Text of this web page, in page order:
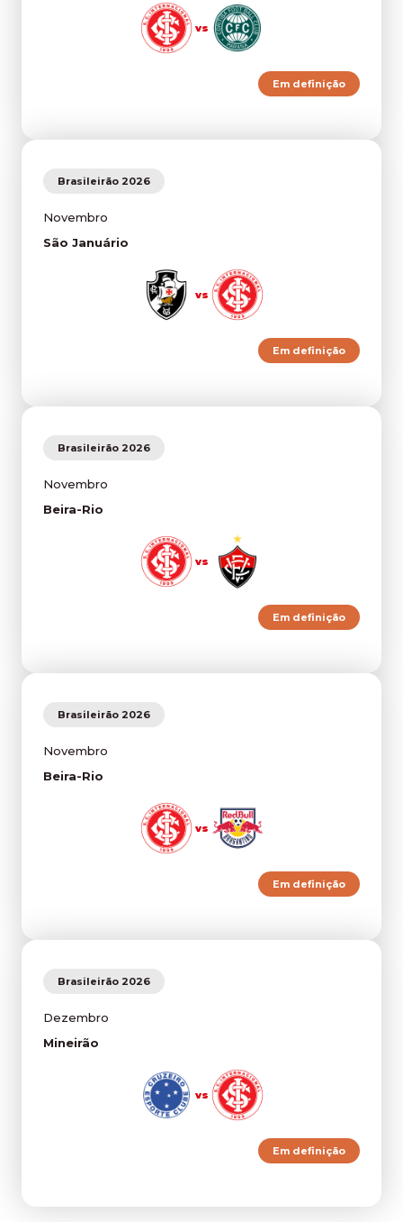
vs
Em definição
Brasileirão 2026
Novembro
São Januário
vs
Em definição
Brasileirão 2026
Novembro
Beira-Rio
vs
Em definição
Brasileirão 2026
Novembro
Beira-Rio
vs
Em definição
Brasileirão 2026
Dezembro
Mineirão
vs
Em definição